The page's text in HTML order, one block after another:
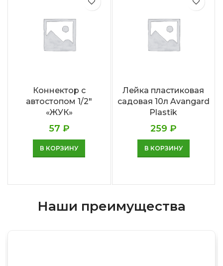
Коннектор с
автостопом 1/2″
«ЖУК»
57 ₽
В КОРЗИНУ
Лейка пластиковая
садовая 10л Avangard
Plastik
259 ₽
В КОРЗИНУ
Наши преимущества